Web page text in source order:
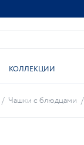
КОЛЛЕКЦИИ
/ Чашки с блюдцами /